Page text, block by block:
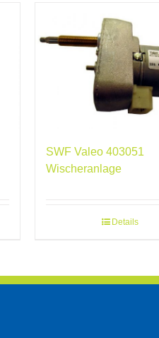
SWF Valeo 403051
Wischeranlage
Details